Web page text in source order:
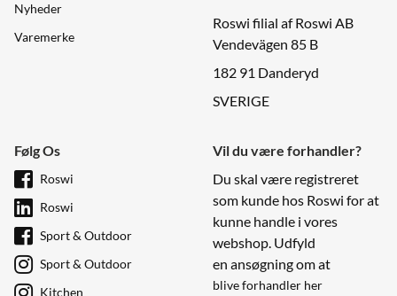
Nyheder
Varemerke
Roswi filial af Roswi AB
Vendevägen 85 B
182 91 Danderyd
SVERIGE
Følg Os
Roswi
Roswi
Sport & Outdoor
Sport & Outdoor
Kitchen
Vil du være forhandler?
Du skal være registreret
som kunde hos Roswi for at
kunne handle i vores
webshop. Udfyld
en ansøgning om at
blive forhandler her